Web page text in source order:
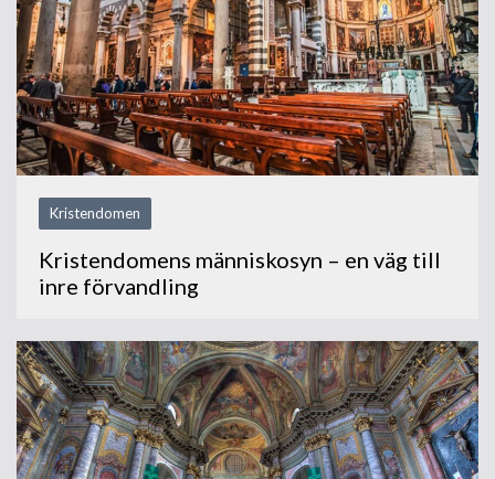
Kristendomen
Kristendomens människosyn – en väg till
inre förvandling